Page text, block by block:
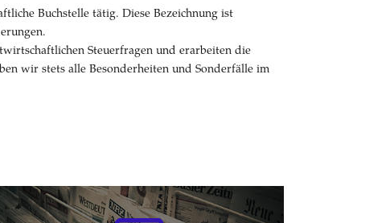
Buchstelle tätig. Diese Bezeichnung ist
Steuerfragen und erarbeiten die
wir stets alle Besonderheiten und Sonderfälle im